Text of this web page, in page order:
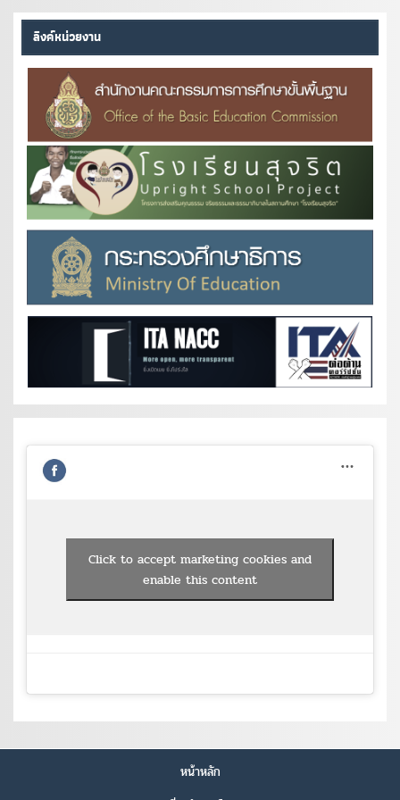
ลิงค์หน่วยงาน
Click to accept marketing cookies and
enable this content
หน้าหลัก